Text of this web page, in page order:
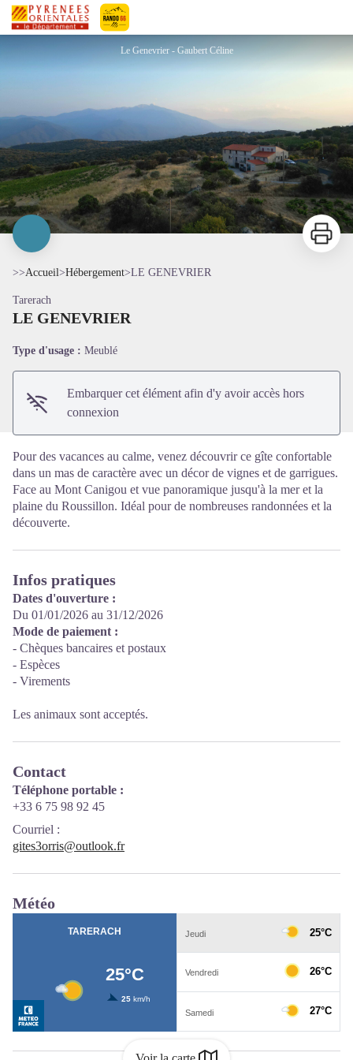
Pyrénées-Orientales Le Département
LE GENEVRIER
Le Genevrier - Gaubert Céline
Imprimer
>>Accueil>Hébergement>LE GENEVRIER
Tarerach
LE GENEVRIER
Type d'usage : Meublé
Embarquer cet élément afin d'y avoir accès hors
connexion
Pour des vacances au calme, venez découvrir ce gîte confortable
dans un mas de caractère avec un décor de vignes et de garrigues.
Face au Mont Canigou et vue panoramique jusqu'à la mer et la
plaine du Roussillon. Idéal pour de nombreuses randonnées et la
découverte.
Infos pratiques
Dates d'ouverture :
Du 01/01/2026 au 31/12/2026
Mode de paiement :
- Chèques bancaires et postaux
- Espèces
- Virements
Les animaux sont acceptés.
Contact
Téléphone portable :
+33 6 75 98 92 45
Courriel :
gites3orris@outlook.fr
Météo